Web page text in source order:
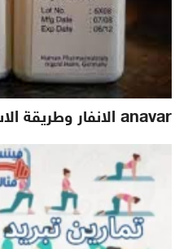
anavar الانفار وطريقة الاستخدام